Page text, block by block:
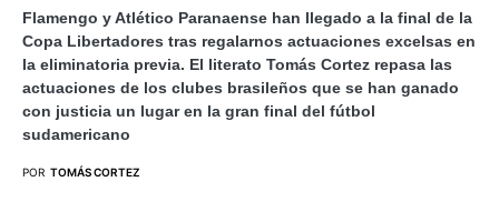
Flamengo y Atlético Paranaense han llegado a la final de la
Copa Libertadores tras regalarnos actuaciones excelsas en
la eliminatoria previa. El literato Tomás Cortez repasa las
actuaciones de los clubes brasileños que se han ganado
con justicia un lugar en la gran final del fútbol
sudamericano
POR TOMÁS CORTEZ